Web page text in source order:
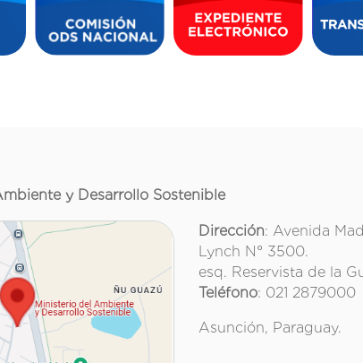
y Desarrollo Sostenible
Dirección: Avenida
Lynch N° 3500.
esq. Reservista de la
Teléfono: 021 2879000
Asunción, Paraguay.